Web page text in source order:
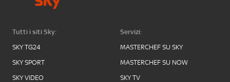
Tutti i siti Sky:
SKY TG24
SKY SPORT
SKY VIDEO
Servizi:
MASTERCHEF SU SKY
MASTERCHEF SU NOW
SKY TV